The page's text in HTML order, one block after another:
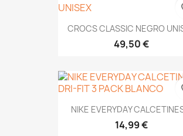
CROCS CLASSIC NEGRO
49,50 €
NIKE EVERYDAY
14,99 €